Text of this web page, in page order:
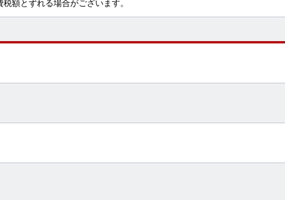
額とずれる場合がございます。